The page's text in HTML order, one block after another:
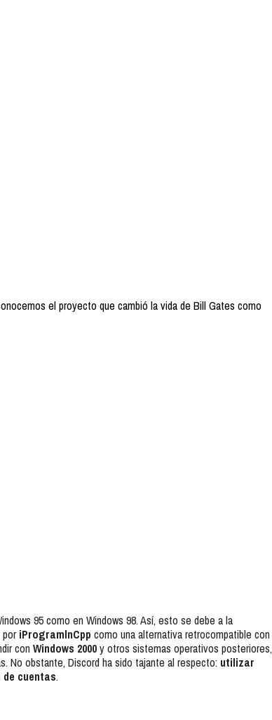
el proyecto que cambió la vida de Bill Gates como
95 como en Windows 98. Así, esto se debe a la
iProgramlnCpp como una alternativa retrocompatible con
con Windows 2000y otros sistemas operativos posteriores,
No obstante, Discord ha sido tajante al respecto: utilizar
cuentas.